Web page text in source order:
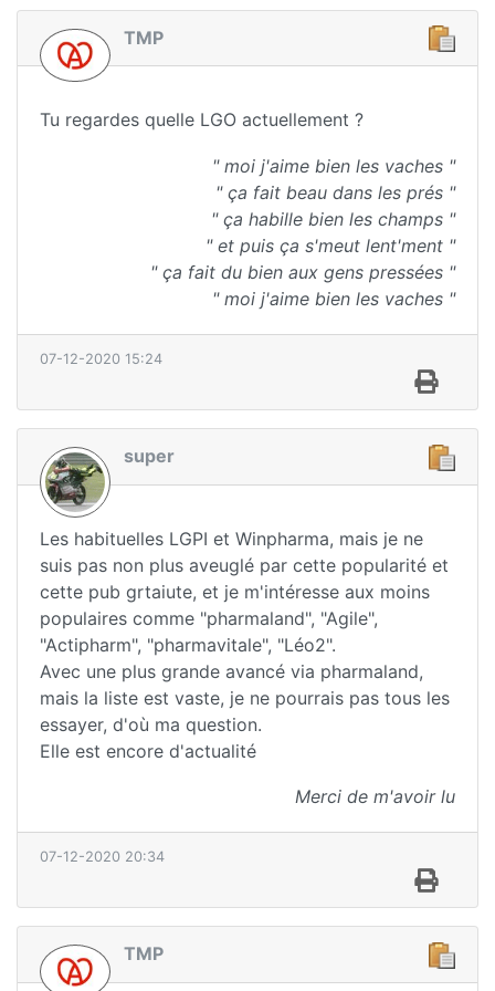
TMP
Tu regardes quelle LGO actuellement ?
" moi j'aime bien les vaches "
" ça fait beau dans les prés "
" ça habille bien les champs "
" et puis ça s'meut lent'ment "
" ça fait du bien aux gens pressées "
" moi j'aime bien les vaches "
07-12-2020 15:24
super
Les habituelles LGPI et Winpharma, mais je ne
suis pas non plus aveuglé par cette popularité et
cette pub grtaiute, et je m'intéresse aux moins
populaires comme "pharmaland", "Agile",
"Actipharm", "pharmavitale", "Léo2".
Avec une plus grande avancé via pharmaland,
mais la liste est vaste, je ne pourrais pas tous les
essayer, d'où ma question.
Elle est encore d'actualité
Merci de m'avoir lu
07-12-2020 20:34
TMP